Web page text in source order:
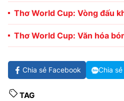
Thơ World Cup: Vòng đấu
Thơ World Cup: Văn hóa
Chia sẻ Facebook Chia
TAG